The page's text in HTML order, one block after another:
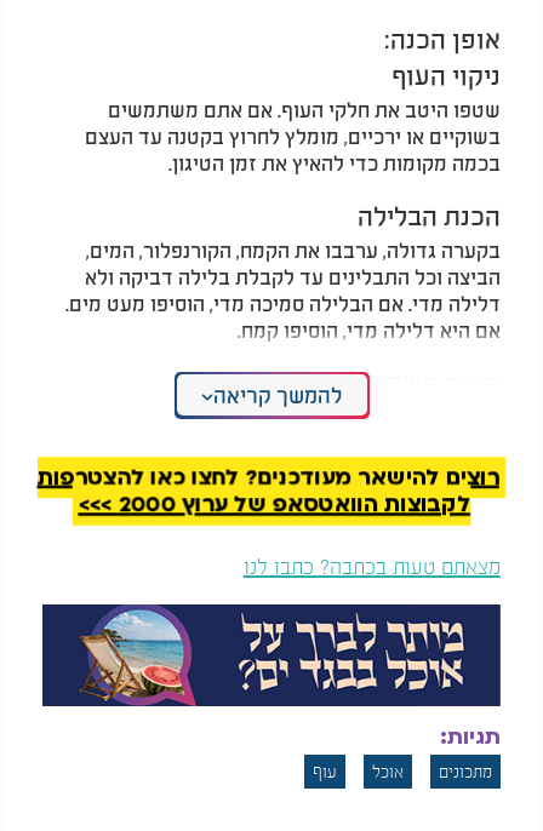
אופן הכנה:
ניקוי העוף
שטפו היטב את חלקי העוף. אם אתם משתמשים
בשוקיים או ירכיים, מומלץ לחרוץ בקטנה עד העצם
בכמה מקומות כדי להאיץ את זמן הטיגון.
הכנת הבלילה
בקערה גדולה, ערבבו את הקמח, הקורנפלור, המים,
הביצה וכל התבלינים עד לקבלת בלילה דביקה ולא
דלילה מדי. אם הבלילה סמיכה מדי, הוסיפו מעט מים.
אם היא דלילה מדי, הוסיפו קמח.
מחממים שמן בסיר על להבה בינונית-גבוהה עד שהשמן
המלצות נוספות
לא סתם קערת יוגורט -
זה הקינוח הכי בריא,
טעים ומרשים שתכינו
ב-5 דקות
מחפשים ארוחה טעימה
ובריאה? קציצות
טיגון העוף
להמשך קריאה
רוצים להישאר מעודכנים? לחצו כאן להצטרפות
לקבוצות הוואטסאפ של ערוץ 2000 >>>
מצאתם טעות בכתבה? כתבו לנו
תגיות:
מתכונים אוכל עוף